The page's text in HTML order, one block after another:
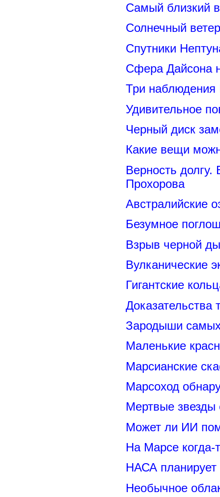
Самый близкий
Солнечный
Спутники
Сфера Дайсона
Три
Удивительное
Черный диск
Какие вещи
Верность
Прохорова
Австралийские
Безумное
Взрыв черной
Вулканические
Гигантские
Доказательства
Зародыши самых
Маленькие
Марсианские
Марсоход
Мертвые звезды
Может ли ИИ
На Марсе когда-
НАСА
Необычное